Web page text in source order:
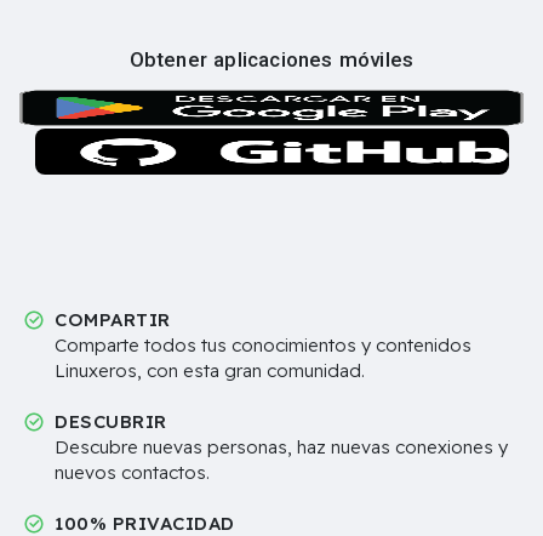
Obtener aplicaciones móviles
COMPARTIR
Comparte todos tus conocimientos y contenidos
Linuxeros, con esta gran comunidad.
DESCUBRIR
Descubre nuevas personas, haz nuevas conexiones y
nuevos contactos.
100% PRIVACIDAD